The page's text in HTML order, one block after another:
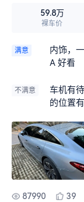
59.8万
裸车价
满意
内饰，
A 好看
不满意
车机有
的位置
87990 39